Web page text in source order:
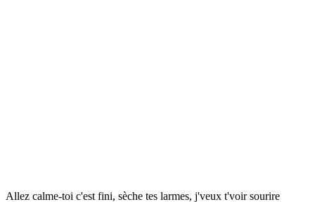
Allez calme-toi c'est fini, sèche tes larmes, j'veux t'voir sourire